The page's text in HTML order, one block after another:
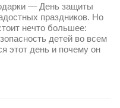
— День защиты
праздников. Но
нечто большее:
детей во всем
этот день и почему он